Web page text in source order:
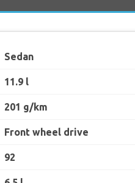
Sedan
11.9 l
201 g/km
Front wheel drive
92